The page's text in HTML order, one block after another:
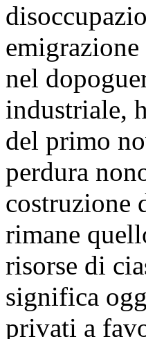
nel
industriale,
del primo
perdura
costruzione
rimane
risorse di
significa
privati a